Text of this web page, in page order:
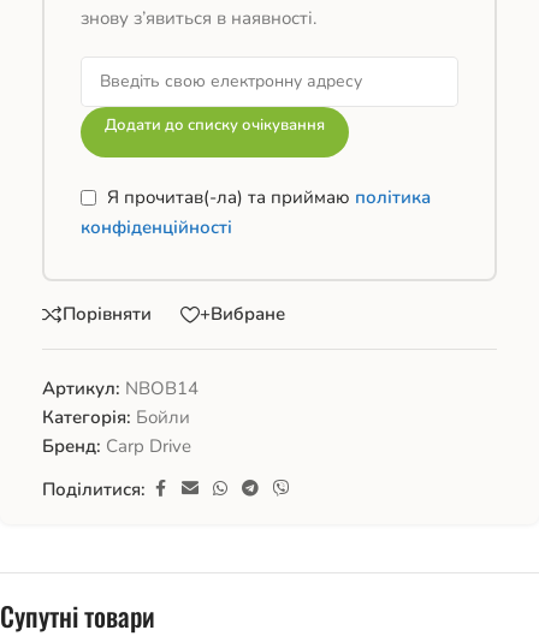
знову з’явиться в наявності.
Додати до списку очікування
Я прочитав(-ла) та приймаю політика
конфіденційності
Порівняти +Вибране
Артикул: NBOB14
Категорія: Бойли
Бренд: Carp Drive
Поділитися:
Супутні товари